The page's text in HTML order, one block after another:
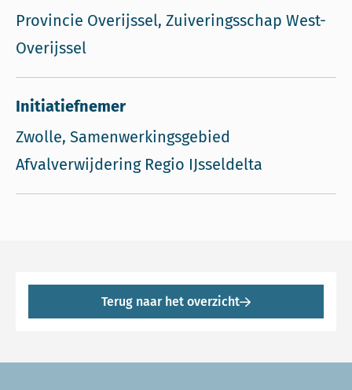
Provincie Overijssel, Zuiveringsschap West-
Overijssel
Initiatiefnemer
Zwolle, Samenwerkingsgebied
Afvalverwijdering Regio IJsseldelta
Terug naar het overzicht